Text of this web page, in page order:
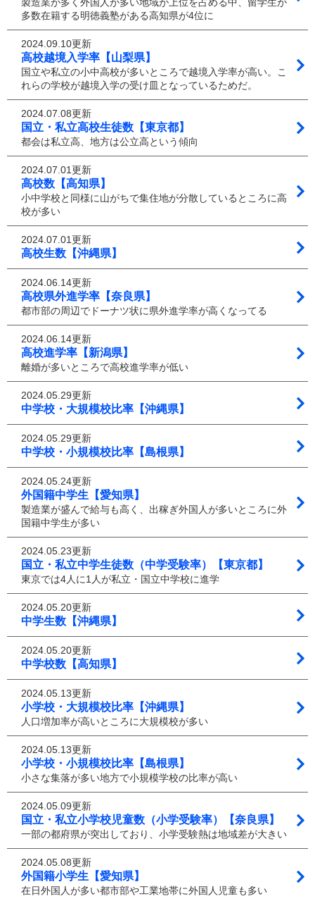
多数在籍する明徳義塾がある高知県が4位に
2024.09.10更新
高校越境入学率【山梨県】
国立や私立の小中高校が多いところで越境入学率が高い。こ
れらの学校が越境入学の受け皿となっているためだ。
2024.07.08更新
国立・私立高校生徒数【東京都】
都会は私立高、地方は公立高という傾向
2024.07.01更新
高校数【高知県】
小中学校と同様に山がちで集住地が分散しているところに高
校が多い
2024.07.01更新
高校生数【沖縄県】
2024.06.14更新
高校県外進学率【奈良県】
都市部の周辺でドーナツ状に県外進学率が高くなってる
2024.06.14更新
高校進学率【新潟県】
離婚が多いところで高校進学率が低い
2024.05.29更新
中学校・大規模校比率【沖縄県】
2024.05.29更新
中学校・小規模校比率【島根県】
2024.05.24更新
外国籍中学生【愛知県】
製造業が盛んで給与も高く、出稼ぎ外国人が多いところに外
国籍中学生が多い
2024.05.23更新
国立・私立中学生徒数（中学受験率）【東京都】
東京では4人に1人が私立・国立中学校に進学
2024.05.20更新
中学生数【沖縄県】
2024.05.20更新
中学校数【高知県】
2024.05.13更新
小学校・大規模校比率【沖縄県】
人口増加率が高いところに大規模校が多い
2024.05.13更新
小学校・小規模校比率【島根県】
小さな集落が多い地方で小規模学校の比率が高い
2024.05.09更新
国立・私立小学校児童数（小学受験率）【奈良県】
一部の都府県が突出しており、小学受験熱は地域差が大きい
2024.05.08更新
外国籍小学生【愛知県】
在日外国人が多い都市部や工業地帯に外国人児童も多い